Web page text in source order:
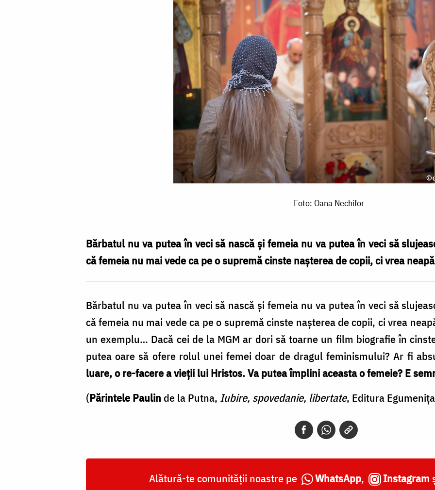
Foto: Oana Nechifor
Bărbatul nu va putea în veci să nască şi femeia nu va putea în veci să
că femeia nu mai vede ca pe o supremă cinste naşterea de copii, ci vrea
Bărbatul nu va putea în veci să nască şi femeia nu va putea în veci să
că femeia nu mai vede ca pe o supremă cinste naşterea de copii, ci vrea
un exemplu… Dacă cei de la MGM ar dori să toarne un film biografie în
putea oare să ofere rolul unei femei doar de dragul feminismului? Ar fi
luare, o re-facere a vieţii lui Hristos. Va putea împlini aceasta o femeie? E
(Părintele Paulin de la Putna, Iubire, spovedanie, libertate, Editura
Alătură-te comunității noastre pe WhatsApp, Instagram